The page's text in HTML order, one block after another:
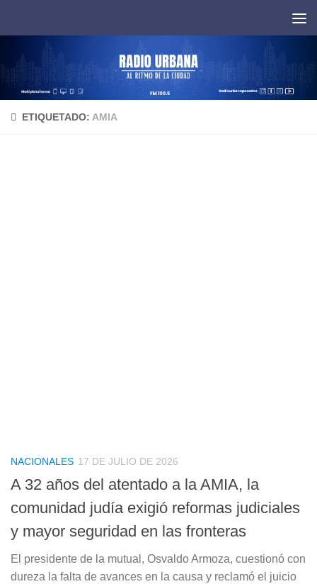
ETIQUETADO: AMIA
NACIONALES 17 DE JULIO DE 2026
A 32 años del atentado a la AMIA, la
comunidad judía exigió reformas judiciales
y mayor seguridad en las fronteras
El presidente de la mutual, Osvaldo Armoza, cuestionó con
dureza la falta de avances en la causa y reclamó el juicio